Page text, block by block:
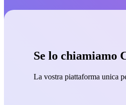
Se lo chiamiamo
La vostra piattaforma unica